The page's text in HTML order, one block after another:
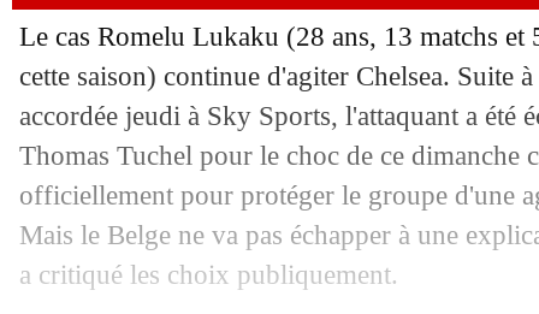
Le cas Romelu Lukaku (28 ans, 13 matchs et
cette saison) continue d'agiter Chelsea. Suite
accordée jeudi à Sky Sports, l'attaquant a été
Thomas Tuchel pour le choc de ce
officiellement pour protéger le groupe d'une
Mais le Belge ne va pas échapper à une
a critiqué les choix publiquement.
03/01 PSG : la Juve discute bien pour
03/01 OM: les Marseillais ont respecté
03/01 Barça: Håland, Laporta n'écarte
03/01 Atletico : négatif, Griezmann va
03/01 Barça : Dembélé, la mise au point du